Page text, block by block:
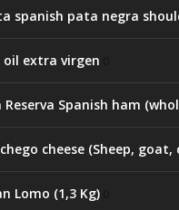
spanish pata negra
oil extra virgen
Reserva Spanish ham
cheese (Sheep, goat,
Lomo (1,3 Kg)